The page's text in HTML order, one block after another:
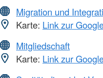
Migration und
Karte: Link zur
Mitgliedschaft
Karte: Link zur